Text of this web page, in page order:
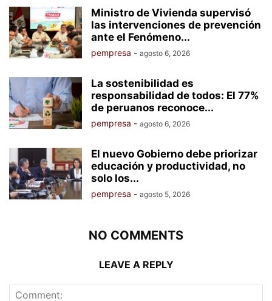
Ministro de Vivienda supervisó
las intervenciones de prevención
ante el Fenómeno...
pempresa - agosto 6, 2026
La sostenibilidad es
responsabilidad de todos: El 77%
de peruanos reconoce...
pempresa - agosto 6, 2026
El nuevo Gobierno debe priorizar
educación y productividad, no
solo los...
pempresa - agosto 5, 2026
NO COMMENTS
LEAVE A REPLY